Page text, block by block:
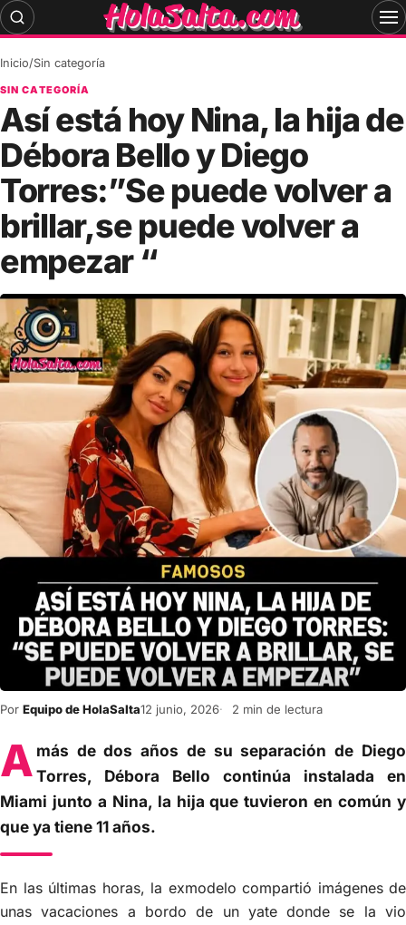
Skip
to
Inicio/Sin categoría
SIN CATEGORÍA
Así está hoy Nina, la hija de
Débora Bello y Diego
Torres:”Se puede volver a
brillar,se puede volver a
empezar “
Por Equipo de HolaSalta12 junio, 2026 2 min de lectura
A más de dos años de su separación de Diego
Torres, Débora Bello continúa instalada en
Miami junto a Nina, la hija que tuvieron en común y
que ya tiene 11 años.
En las últimas horas, la exmodelo compartió imágenes de
unas vacaciones a bordo de un yate donde se la vio